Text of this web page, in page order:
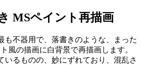
MSペイント再描画
も不器用で、落書きのような、まった
風の描画に白背景で再描画します。
いるものの、妙にずれており、混乱さ